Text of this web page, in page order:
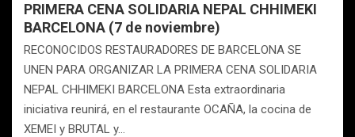
PRIMERA CENA SOLIDARIA NEPAL CHHIMEKI
BARCELONA (7 de noviembre)
RECONOCIDOS RESTAURADORES DE BARCELONA SE
UNEN PARA ORGANIZAR LA PRIMERA CENA SOLIDARIA
NEPAL CHHIMEKI BARCELONA Esta extraordinaria
iniciativa reunirá, en el restaurante OCAÑA, la cocina de
XEMEI y BRUTAL y…